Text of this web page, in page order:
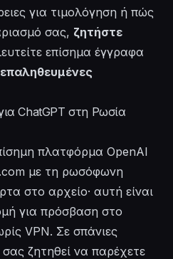
για τιμολόγηση ή πώς
σας, ζητήστε
επίσημα έγγραφα
επαληθευμένες
ChatGPT στη Ρωσία
πλατφόρμα OpenAI
με τη ρωσόφωνη
στο αρχείο· αυτή είναι
για πρόσβαση στο
VPN. Σε σπάνιες
ζητηθεί να παρέχετε